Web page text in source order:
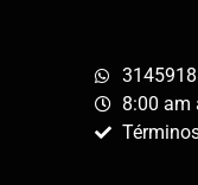
8:00 am